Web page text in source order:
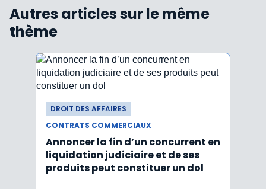
Autres articles sur le même
thème
DROIT DES AFFAIRES
CONTRATS COMMERCIAUX
Annoncer la fin d’un concurrent en
liquidation judiciaire et de ses
produits peut constituer un dol